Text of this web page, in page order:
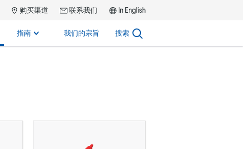
购买渠道 联系我们 In English
指南 我们的宗旨 搜索